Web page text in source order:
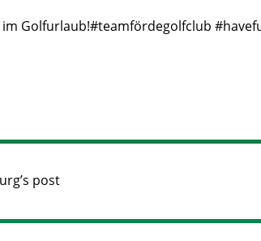
Golfurlaub!#teamfördegolfclub
post